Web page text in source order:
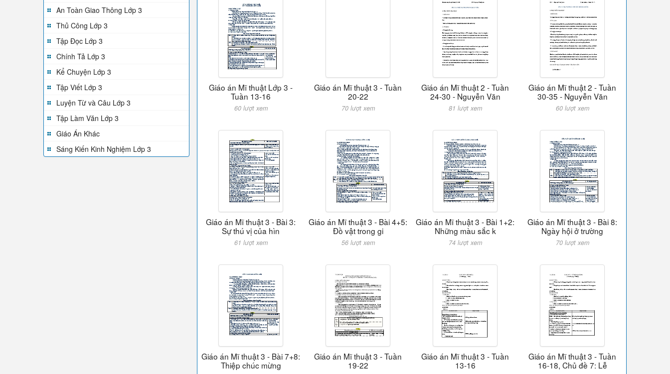
An Toàn Giao Thông Lớp 3
Thủ Công Lớp 3
Tập Đọc Lớp 3
Chính Tả Lớp 3
Kể Chuyện Lớp 3
Tập Viết Lớp 3
Luyện Từ và Câu Lớp 3
Tập Làm Văn Lớp 3
Giáo Án Khác
Sáng Kiến Kinh Nghiệm Lớp 3
Giáo án Mĩ thuật Lớp 3 -
Tuần 13-16
60 lượt xem
Giáo án Mĩ thuật 3 - Tuần
20-22
70 lượt xem
Giáo án Mĩ thuật 2 - Tuần
24-30 - Nguyễn Văn
81 lượt xem
Giáo án Mĩ thuật 2 - Tuần
30-35 - Nguyễn Văn
60 lượt xem
Giáo án Mĩ thuật 3 - Bài 3:
Sự thú vị của hìn
61 lượt xem
Giáo án Mĩ thuật 3 - Bài 4+5:
Đồ vật trong gi
56 lượt xem
Giáo án Mĩ thuật 3 - Bài 1+2:
Những màu sắc k
74 lượt xem
Giáo án Mĩ thuật 3 - Bài 8:
Ngày hội ở trường
70 lượt xem
Giáo án Mĩ thuật 3 - Bài 7+8:
Thiệp chúc mừng
Giáo án Mĩ thuật 3 - Tuần
19-22
Giáo án Mĩ thuật 3 - Tuần
13-16
Giáo án Mĩ thuật 3 - Tuần
16-18, Chủ đề 7: Lễ